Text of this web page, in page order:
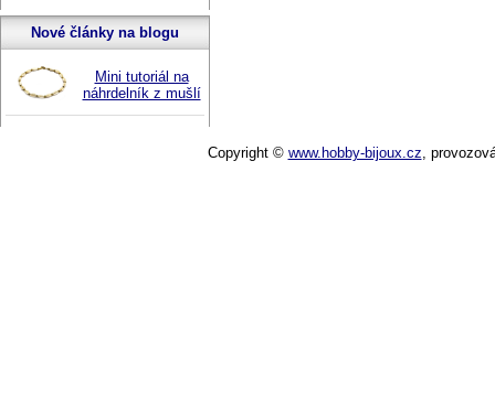
Nové články na blogu
Mini tutoriál na
náhrdelník z mušlí
Copyright © www.hobby-bijoux.cz